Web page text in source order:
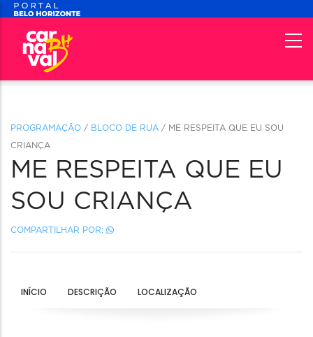
PROGRAMAÇÃO / BLOCO DE RUA / ME RESPEITA QUE EU SOU
CRIANÇA
ME RESPEITA QUE EU
SOU CRIANÇA
COMPARTILHAR POR:
INÍCIO DESCRIÇÃO LOCALIZAÇÃO